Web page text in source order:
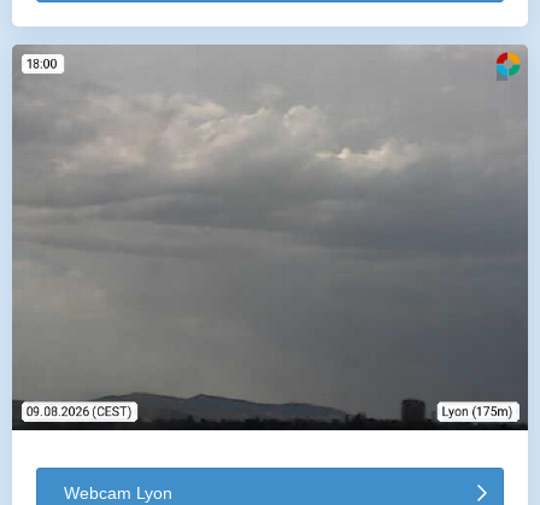
Webcam Lyon